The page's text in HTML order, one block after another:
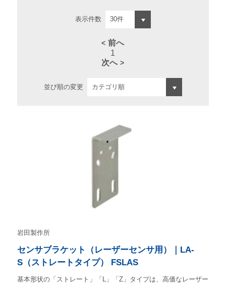
表示件数
前へ
1
次へ
並び順の変更
岩田製作所
センサブラケット（レーザーセンサ用）｜LA-
S（ストレートタイプ） FSLAS
基本形状の「ストレート」「L」「Z」タイプは、高価なレーザー